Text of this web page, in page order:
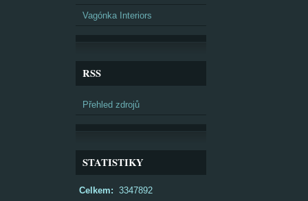
Vagónka Interiors
RSS
Přehled zdrojů
STATISTIKY
Celkem: 3347892